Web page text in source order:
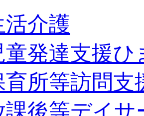
活介護
童発達支援ひ
育所等訪問支
課後等デイサ